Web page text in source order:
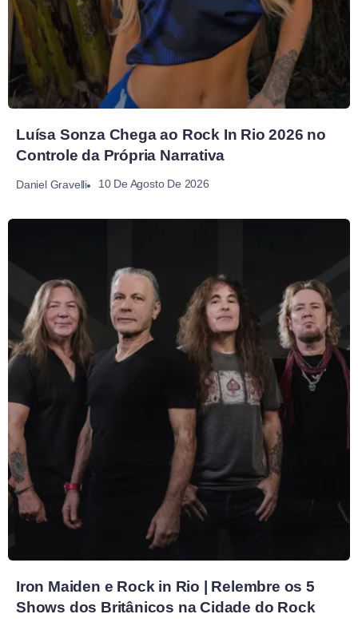
Luísa Sonza Chega ao Rock In Rio 2026 no
Controle da Própria Narrativa
Daniel Gravelli 10 De Agosto De 2026
Iron Maiden e Rock in Rio | Relembre os 5
Shows dos Britânicos na Cidade do Rock